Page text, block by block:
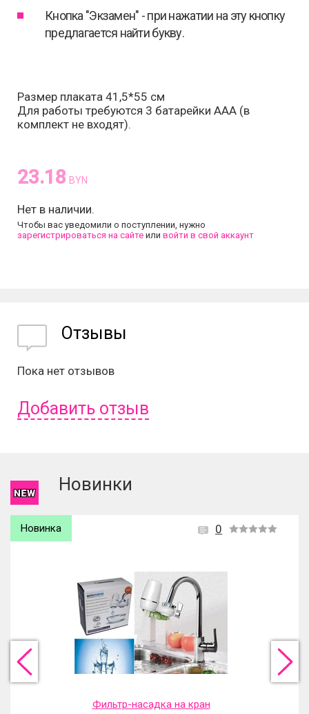
Кнопка "Экзамен" - при нажатии на эту кнопку
предлагается найти букву.
Размер плаката 41,5*55 см
Для работы требуются 3 батарейки ААА (в
комплект не входят).
23.18 BYN
Нет в наличии.
Чтобы вас уведомили о поступлении, нужно
зарегистрироваться на сайте или войти в свой аккаунт
Отзывы
Пока нет отзывов
Добавить отзыв
Новинки
0
Новинка
Фильтр-насадка на кран